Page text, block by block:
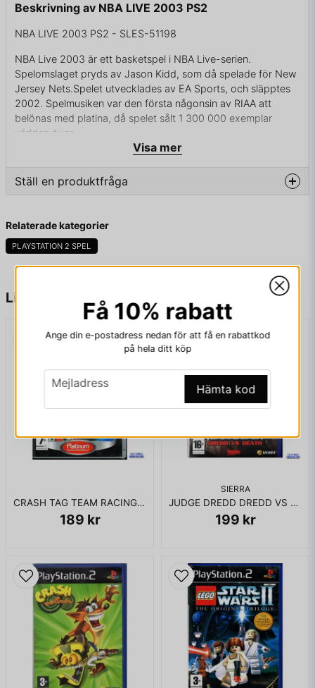
Liknande produkter
CRASH TAG TEAM RACING PS2
189 kr
SIERRA
JUDGE DREDD DREDD VS DEATH PS2
199 kr
Beskrivning av NBA LIVE 2003 PS2
NBA LIVE 2003 PS2 - SLES-51198
NBA Live 2003 är ett basketspel i NBA Live-serien.
Spelomslaget pryds av Jason Kidd, som då spelade för New
Jersey Nets.Spelet utvecklades av EA Sports, och släpptes
2002. Spelmusiken var den första någonsin av RIAA att
belönas med platina, då spelet sålt 1 300 000 exemplar
världen över.
KOMPLETT I BOX
Visa mer
Ställ en produktfråga
Fråga oss något om denna produkten...
Relaterade kategorier
PLAYSTATION 2 SPEL
Få 10% rabatt
Ange din e-postadress nedan för att få en rabattkod
på hela ditt köp
email
Mejladress Hämta kod